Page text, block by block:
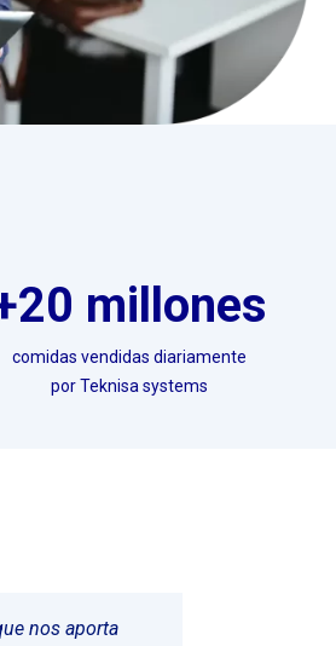
millones
comidas vendidas diariamente
por Teknisa systems
nos aporta
podemos